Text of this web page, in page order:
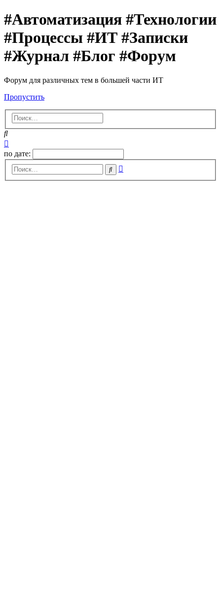
#Автоматизация #Технологии
#Процессы #ИТ #Записки
#Журнал #Блог #Форум
Форум для различных тем в большей части ИТ
Пропустить
Поиск
поиск
по дате:
Поиск